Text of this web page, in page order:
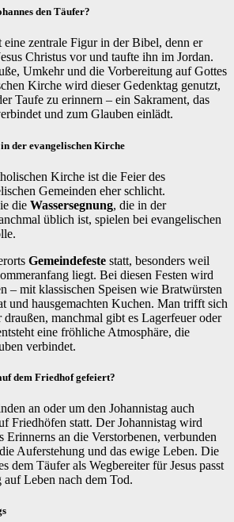
den Täufer?
eine zentrale Figur in der Bibel, denn er
Christus vor und taufte ihn im Jordan.
Umkehr und die Vorbereitung auf Gottes
Kirche wird dieser Gedenktag genutzt,
Taufe zu erinnern – ein Sakrament, das
und zum Glauben einlädt.
der evangelischen Kirche
Kirche ist die Feier des
Gemeinden eher schlicht.
die Wassersegnung, die in der
üblich ist, spielen bei evangelischen
Gemeindefeste statt, besonders weil
liegt. Bei diesen Festen wird
– mit klassischen Speisen wie Bratwürsten
und hausgemachten Kuchen. Man trifft sich
draußen, manchmal gibt es Lagerfeuer oder
eine fröhliche Atmosphäre, die
verbindet.
dem Friedhof gefeiert?
an oder um den Johannistag auch
Friedhöfen statt. Der Johannistag wird
Erinnerns an die Verstorbenen, verbunden
Auferstehung und das ewige Leben. Die
dem Täufer als Wegbereiter für Jesus passt
Leben nach dem Tod.